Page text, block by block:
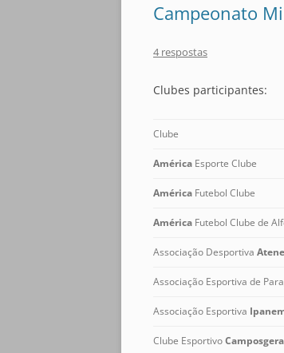
Campeonato
4 respostas
Clubes participantes:
Clube
América Esporte Clube
América Futebol Clube
América Futebol Clube de
Associação Desportiva
Associação Esportiva de
Associação Esportiva
Clube Esportivo